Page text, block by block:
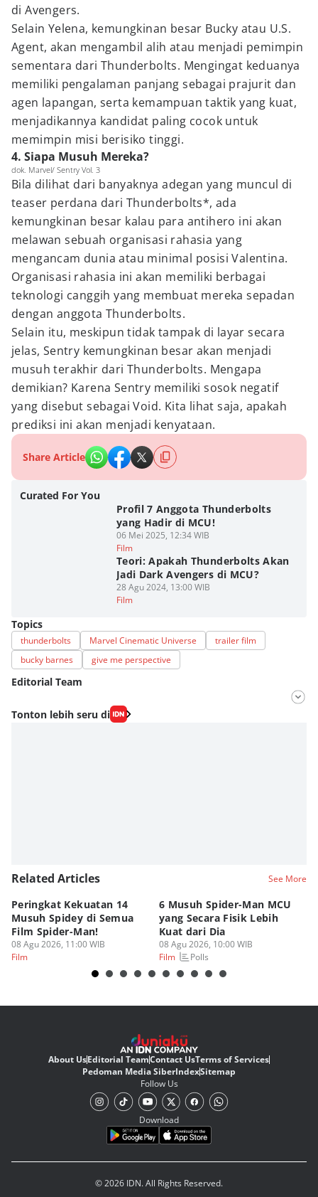
di Avengers.
Selain Yelena, kemungkinan besar Bucky atau U.S.
Agent, akan mengambil alih atau menjadi pemimpin
sementara dari Thunderbolts. Mengingat keduanya
memiliki pengalaman panjang sebagai prajurit dan
agen lapangan, serta kemampuan taktik yang kuat,
menjadikannya kandidat paling cocok untuk
memimpin misi berisiko tinggi.
4. Siapa Musuh Mereka?
dok. Marvel/ Sentry Vol. 3
Bila dilihat dari banyaknya adegan yang muncul di
teaser perdana dari Thunderbolts*, ada
kemungkinan besar kalau para antihero ini akan
melawan sebuah organisasi rahasia yang
mengancam dunia atau minimal posisi Valentina.
Organisasi rahasia ini akan memiliki berbagai
teknologi canggih yang membuat mereka sepadan
dengan anggota Thunderbolts.
Selain itu, meskipun tidak tampak di layar secara
jelas, Sentry kemungkinan besar akan menjadi
musuh terakhir dari Thunderbolts. Mengapa
demikian? Karena Sentry memiliki sosok negatif
yang disebut sebagai Void. Kita lihat saja, apakah
prediksi ini akan menjadi kenyataan.
Share Article
Curated For You
Profil 7 Anggota Thunderbolts
yang Hadir di MCU!
06 Mei 2025, 12:34 WIB
Film
Teori: Apakah Thunderbolts Akan
Jadi Dark Avengers di MCU?
28 Agu 2024, 13:00 WIB
Film
Topics
thunderbolts Marvel Cinematic Universe
trailer film
bucky barnes
give me perspective
Editorial Team
Editor
Fahrul Razi Uni Nurullah
Tonton lebih seru di
Related Articles See More
Peringkat Kekuatan 14
Musuh Spidey di Semua
Film Spider-Man!
08 Agu 2026, 11:00 WIB
Film
6 Musuh Spider-Man MCU
yang Secara Fisik Lebih
Kuat dari Dia
08 Agu 2026, 10:00 WIB
Film
Polls
About UsEditorial TeamContact UsTerms of Services
Pedoman Media SiberIndexSitemap
Follow Us
Download
© 2026 IDN. All Rights Reserved.